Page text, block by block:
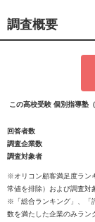
調査概要
この高校受験 個別指導塾
回答者数
調査企業数
調査対象者
※オリコン顧客満足度ラン
常値を排除）および調査対
※「総合ランキング」、「
数を満たした企業のみラン